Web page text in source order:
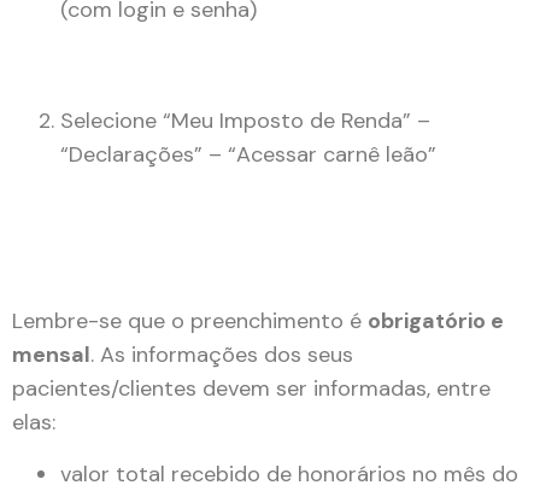
(com login e senha)
Selecione “Meu Imposto de Renda” –
“Declarações” – “Acessar carnê leão”
Lembre-se que o preenchimento é obrigatório e
mensal. As informações dos seus
pacientes/clientes devem ser informadas, entre
elas:
valor total recebido de honorários no mês do